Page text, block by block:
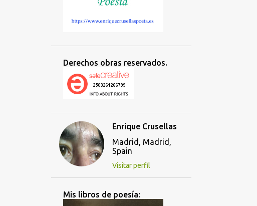
Derechos obras reservados.
Enrique Crusellas
Madrid, Madrid,
Spain
Visitar perfil
Mis libros de poesía: